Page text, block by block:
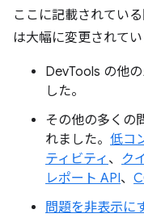
ここに記載されてい
は大幅に変更されてい
DevTools の他
した。
その他の多くの
れました。 低コ
ティビティ 、 ク
レポート API、
問題を非表示に